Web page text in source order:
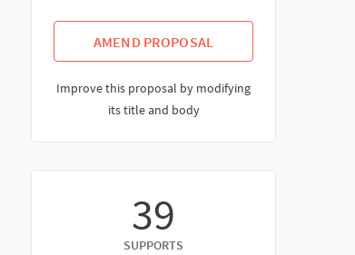
AMEND PROPOSAL
Improve this proposal by modifying
its title and body
39
SUPPORTS